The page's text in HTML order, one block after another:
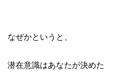
なぜかというと、
潜在意識はあなたが決めた